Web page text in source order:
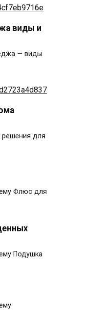
виды и
— виды
решения для
Флюс для
Подушка